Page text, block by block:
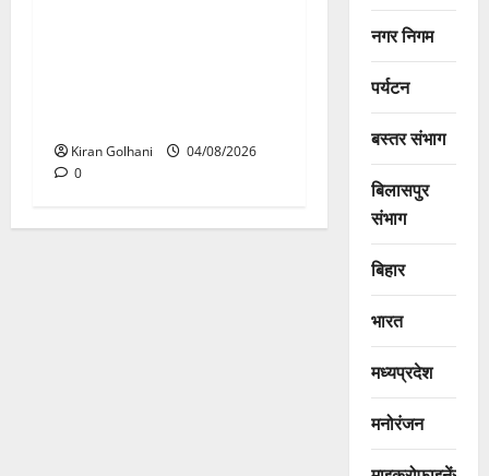
Kiran Golhani
04/08/2026
0
नगर निगम
पर्यटन
बस्तर संभाग
बिलासपुर
संभाग
बिहार
भारत
मध्यप्रदेश
मनोरंजन